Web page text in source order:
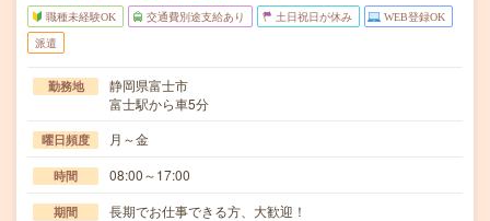
職種未経験OK 交通費別途支給あり 土日祝日が休み WEB登録OK
派遣
勤務地
静岡県富士市
富士駅から車5分
曜日頻度 月～金
時間 08:00～17:00
期間 長期でお仕事できる方、大歓迎！